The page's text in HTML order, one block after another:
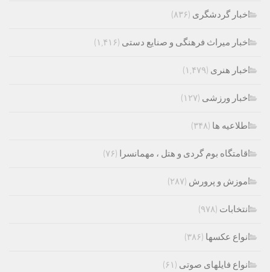
اخبار گردشگری (۸۳۶)
اخبار میراث فرهنگی و صنایع دستی (۱,۴۱۶)
اخبار هنری (۱,۴۷۹)
اخبار ورزشی (۱۲۷)
اطلاعیه ها (۳۴۸)
اقامتگاه بوم گردی و هتل ، مهمانسرا (۷۶)
اموزش و پرورش (۲۸۷)
انتخابات (۹۷۸)
انواع عکسها (۳۸۶)
انواع فایلهای صوتی (۶۱)